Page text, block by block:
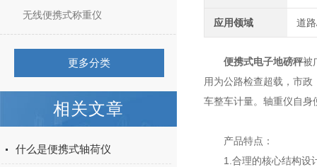
无线便携式称重仪
更多分类
相关文章
什么是便携式轴荷仪
应用领域 道
便携式电子地磅秤被
用为公路检查超载，市
车整车计量。轴重仪自
产品特点：
1.合理的核心结构设计